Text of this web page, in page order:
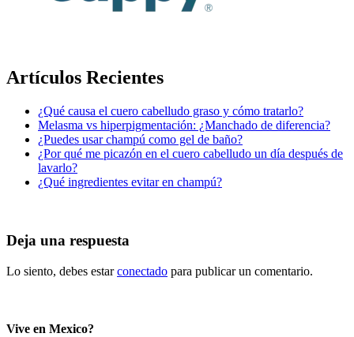
Artículos Recientes
¿Qué causa el cuero cabelludo graso y cómo tratarlo?
Melasma vs hiperpigmentación: ¿Manchado de diferencia?
¿Puedes usar champú como gel de baño?
¿Por qué me picazón en el cuero cabelludo un día después de
lavarlo?
¿Qué ingredientes evitar en champú?
Deja una respuesta
Lo siento, debes estarconectado para publicar un comentario.
Vive en Mexico?